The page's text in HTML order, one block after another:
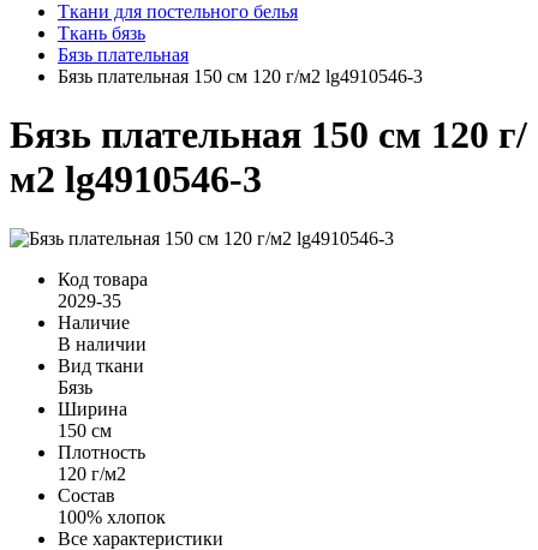
Ткани для постельного белья
Ткань бязь
Бязь плательная
Бязь плательная 150 см 120 г/м2 lg4910546-3
Бязь плательная 150 см 120 г/
м2 lg4910546-3
Код товара
2029-35
Наличие
В наличии
Вид ткани
Бязь
Ширина
150 см
Плотность
120 г/м2
Состав
100% хлопок
Все характеристики